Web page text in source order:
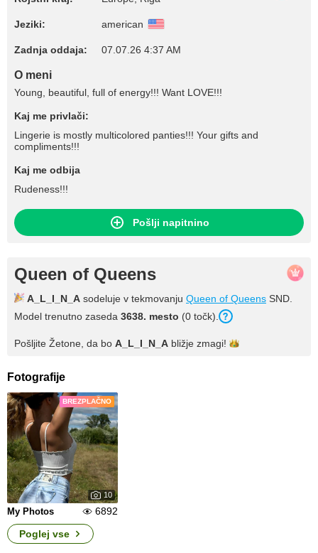
Jeziki: american
Zadnja oddaja: 07.07.26 4:37 AM
O meni
Young, beautiful, full of energy!!! Want LOVE!!!
Kaj me privlači:
Lingerie is mostly multicolored panties!!! Your gifts and
compliments!!!
Kaj me odbija
Rudeness!!!
Pošlji napitnino
Queen of Queens
A_L_I_N_A sodeluje v tekmovanju Queen of Queens SND.
Model trenutno zaseda 3638. mesto (0 točk).
Pošljite Žetone, da bo A_L_I_N_A bližje zmagi!
Fotografije
BREZPLAČNO
10
My Photos
6892
Poglej vse